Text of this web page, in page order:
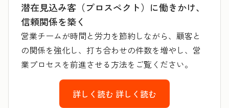
潜在見込み客（プロスペクト）に働きかけ、
信頼関係を築く
営業チームが時間と労力を節約しながら、顧客と
の関係を強化し、打ち合わせの件数を増やし、営
業プロセスを前進させる方法をご覧ください。
詳しく読む 詳しく読む